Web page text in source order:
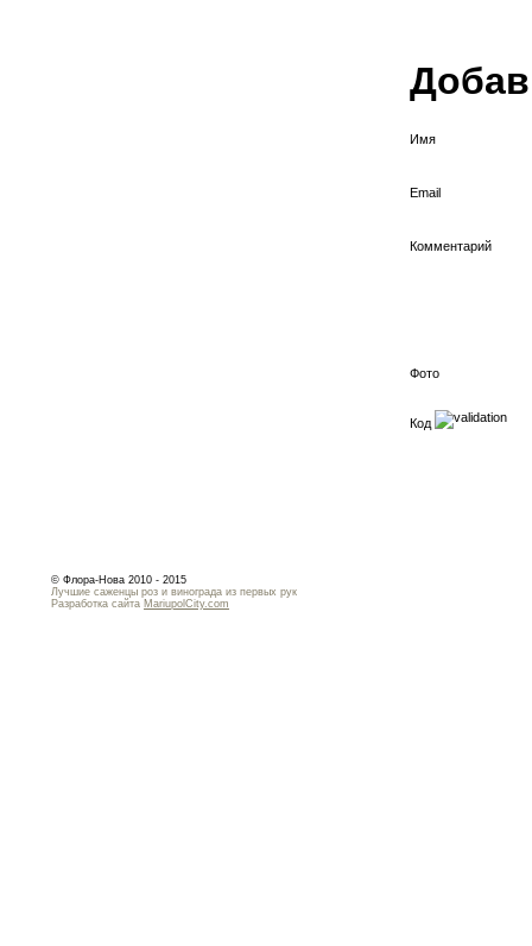
Имя
Email
Комментарий
Фото
Код
© Флора-Нова 2010 - 2015
Лучшие саженцы роз и винограда из первых рук
Разработка сайта MariupolCity.com